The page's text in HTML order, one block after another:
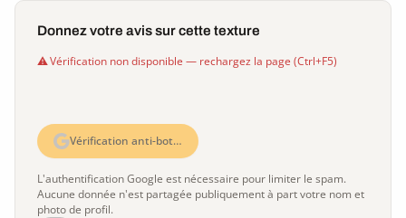
Donnez votre avis sur cette texture
Vérification non disponible — rechargez la page (Ctrl+F5)
Vérification anti-bot…
L'authentification Google est nécessaire pour limiter le spam.
Aucune donnée n'est partagée publiquement à part votre nom et
photo de profil.